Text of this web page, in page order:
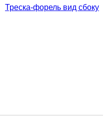
Треска-форель вид сбоку